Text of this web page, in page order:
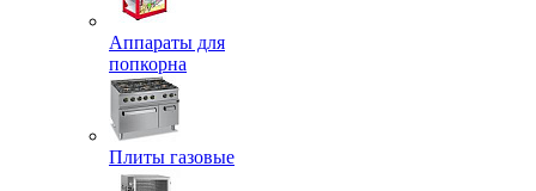
Аппараты для
попкорна
Плиты газовые